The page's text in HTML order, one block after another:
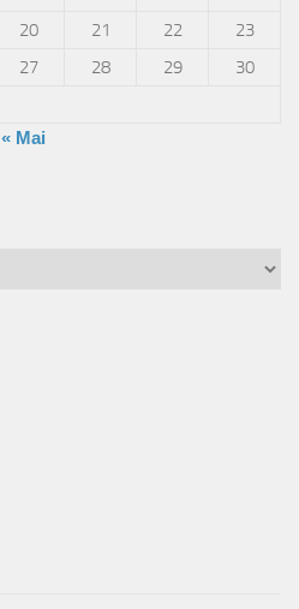
20 21 22
23
27 28 29
30
« Mai